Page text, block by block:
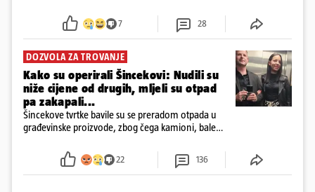
7 28
DOZVOLA ZA TROVANJE
Kako su operirali Šincekovi: Nudili su
niže cijene od drugih, mljeli su otpad
pa zakapali...
Šincekove tvrtke bavile su se preradom otpada u
građevinske proizvode, zbog čega kamioni, bale
22 136